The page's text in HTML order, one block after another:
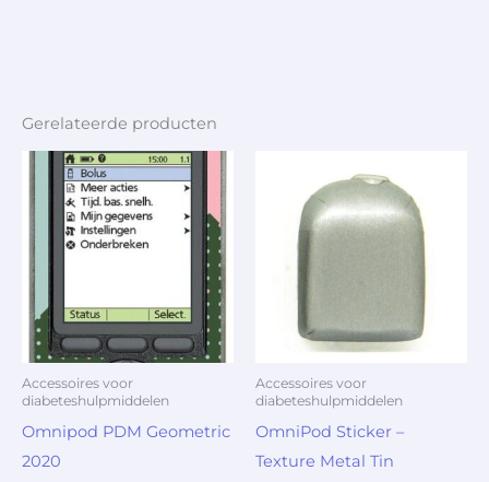
Gerelateerde producten
Accessoires voor
diabeteshulpmiddelen
Omnipod PDM Geometric
2020
Accessoires voor
diabeteshulpmiddelen
OmniPod Sticker –
Texture Metal Tin